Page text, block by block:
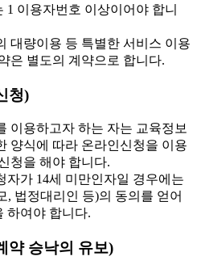
1 이용자번호 이상이어야 합니
대량이용 등 특별한 서비스 이용
은 별도의 계약으로 합니다.
청)
이용하고자 하는 자는 교육정보
양식에 따라 온라인신청을 이용
청을 해야 합니다.
가 14세 미만인자일 경우에는
, 법정대리인 등)의 동의를 얻어
하여야 합니다.
약 승낙의 유보)